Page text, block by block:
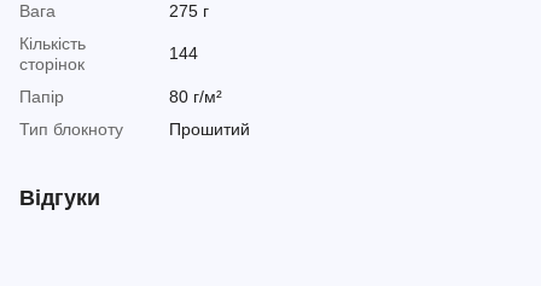
Вага
275 г
Кількість
сторінок
144
Папір
80 г/м²
Тип блокноту
Прошитий
Відгуки